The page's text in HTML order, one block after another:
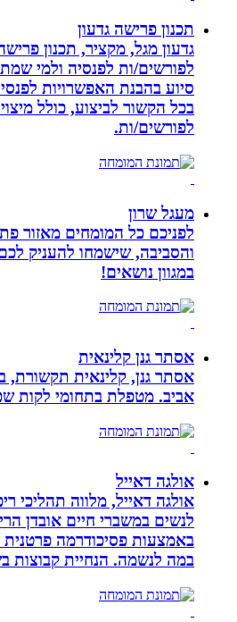
תכנון פרישה גדעון
גדעון מגל, מקציר, תכנון פרישה,
לפורשים/ות לפנסיה ולמי
סיוע בהבנת האפשרויות לפנסיה,
בכל הקשור לביצוע, כולל מיצוי
לפורשים/ות.
מעגל שרון
לפניכם כל המומחים מאזור פתח
והסביבה, שישמחו להעניק לכם
במגוון נושאים!
אסתר גנן קלינאית
אסתר גנן, קלינאית תקשורת,
אביב. מטפלת בתחומי לקות שפה
אולגה דאייל
אולגה דאייל, מלווה תהליכי
לנשים במשברי חיים אובדן הריון
באמצעות פסיכודרמה פרטנית
במה לנשמה. ‏הנחיית קבוצות בשילוב